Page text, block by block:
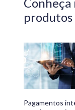
Conheça
produtos
Pagamentos